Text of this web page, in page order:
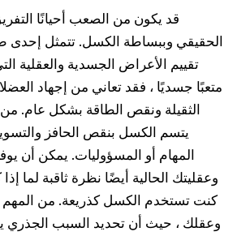
قد يكون من الصعب أحيانًا
الحقيقي وببساطة الكسل. تتمثل إحدى
تقييم الأعراض الجسدية والعقلية
متعبًا جسديًا ، فقد تعاني من إجهاد
الثقيلة ونقص الطاقة بشكل عام. من
يتسم الكسل بنقص الحافز
المهام أو المسؤوليات. يمكن أن
وعقليتك الحالية أيضًا نظرة ثاقبة لما
كنت تستخدم الكسل كذريعة. من
وعقلك ، حيث أن تحديد السبب